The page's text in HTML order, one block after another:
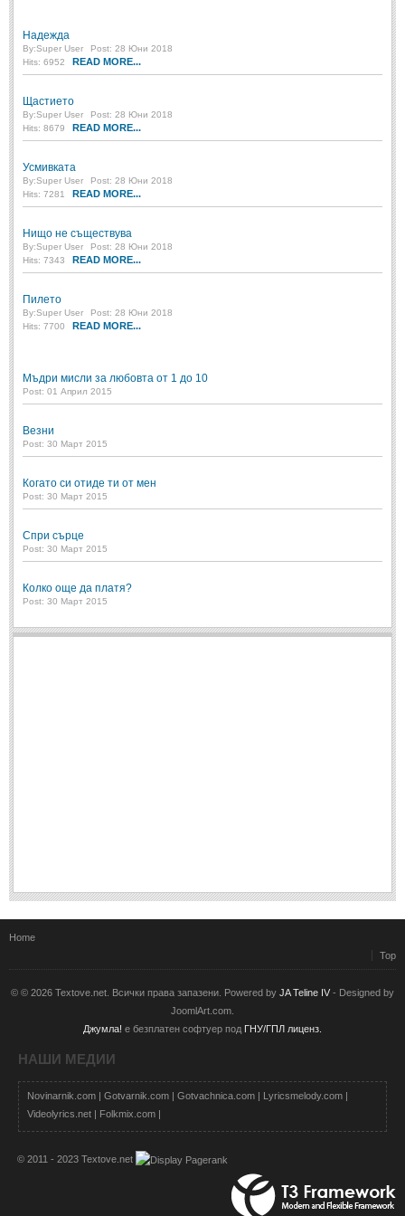
Надежда
By:Super User
Post: 28 Юни 2018
Hits: 6952
READ MORE...
Щастието
By:Super User
Post: 28 Юни 2018
Hits: 8679
READ MORE...
Усмивката
By:Super User
Post: 28 Юни 2018
Hits: 7281
READ MORE...
Нищо не съществува
By:Super User
Post: 28 Юни 2018
Hits: 7343
READ MORE...
Пилето
By:Super User
Post: 28 Юни 2018
Hits: 7700
READ MORE...
Мъдри мисли за любовта от 1 до 10
Post: 01 Април 2015
Везни
Post: 30 Март 2015
Когато си отиде ти от мен
Post: 30 Март 2015
Спри сърце
Post: 30 Март 2015
Колко още да платя?
Post: 30 Март 2015
Home
Top
© © 2026 Textove.net. Всички права запазени. Powered by JA Teline IV - Designed by
JoomlArt.com.
Джумла! е безплатен софтуер под ГНУ/ГПЛ лиценз.
НАШИ МЕДИИ
Novinarnik.com | Gotvarnik.com | Gotvachnica.com | Lyricsmelody.com |
Videolyrics.net | Folkmix.com |
© 2011 - 2023 Textove.net